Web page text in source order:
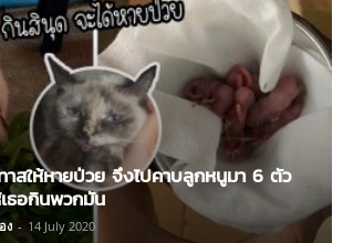
าสให้หายป่วย จึงไปคาบลูกหนูมา 6 ตัว
ธอกินพวกมัน
ง - 14 July 2020